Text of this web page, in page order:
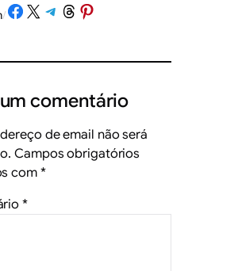
/Share on Facebook
Share on X Share on Telegram
Share on Threads
Share on Pinterest
comentário
de email não será
Campos obrigatórios
com *
*